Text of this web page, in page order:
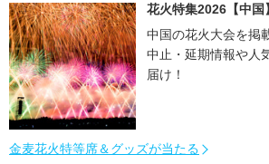
花火特集2026【中国】
中国の花火大会を掲
中止・延期情報や人
届け！
金麦花火特等席＆グッズが当たる